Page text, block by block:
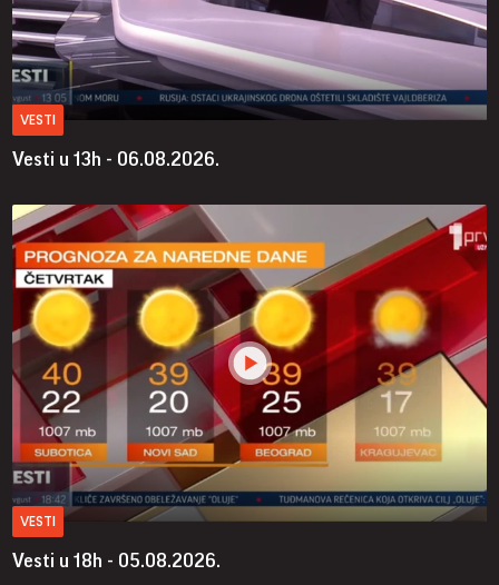
VESTI
Vesti u 13h - 06.08.2026.
VESTI
Vesti u 18h - 05.08.2026.